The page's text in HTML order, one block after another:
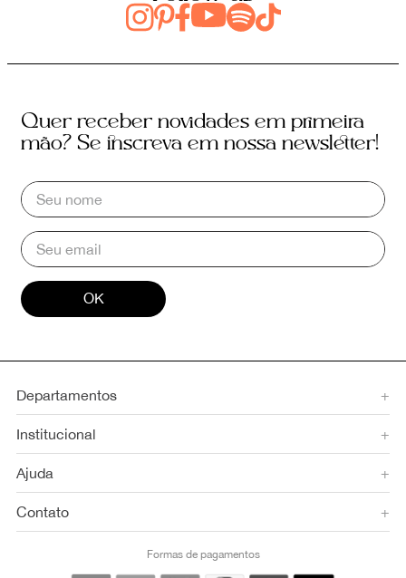
Quer receber novidades em primeira
mão? Se inscreva em nossa newsletter!
OK
Departamentos +
Institucional +
Ajuda +
Contato +
Formas de pagamentos